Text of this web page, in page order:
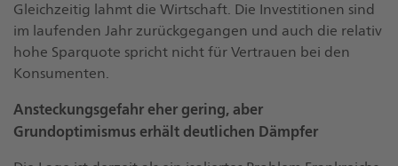
Gleichzeitig lahmt die Wirtschaft. Die Investitionen sind
im laufenden Jahr zurückgegangen und auch die relativ
hohe Sparquote spricht nicht für Vertrauen bei den
Konsumenten.
Ansteckungsgefahr eher gering, aber
Grundoptimismus erhält deutlichen Dämpfer